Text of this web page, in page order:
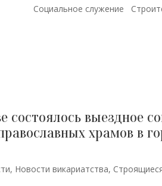
Социальное служение
состоялось выездное
храмов в
, Новости викариатства,